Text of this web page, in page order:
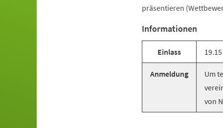
präsentieren
Informationen
Einlass
Anmeldung
Um
von